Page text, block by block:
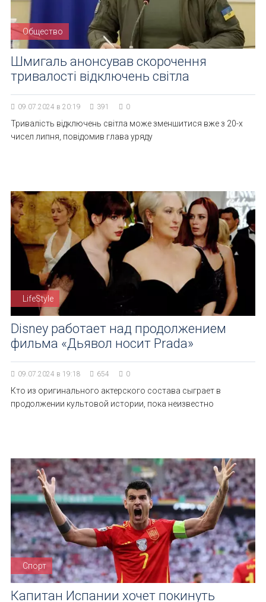
Общество
Шмигаль анонсував скорочення
тривалості відключень світла
09.07.2024 в 20:19 391 0
Тривалість відключень світла може зменшитися вже з 20-х
чисел липня, повідомив глава уряду
LifeStyle
Disney работает над продолжением
фильма «Дьявол носит Prada»
09.07.2024 в 19:18 654 0
Кто из оригинального актерского состава сыграет в
продолжении культовой истории, пока неизвестно
Спорт
Капитан Испании хочет покинуть